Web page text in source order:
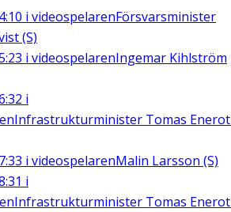
i videospelarenFörsvarsminister
(S)
i videospelarenIngemar Kihlström
i
Infrastrukturminister Tomas
i videospelarenMalin Larsson (S)
i
Infrastrukturminister Tomas